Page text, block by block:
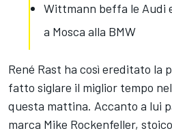
Wittmann beffa le Audi
a Mosca alla BMW
René Rast ha così ereditato la
fatto siglare il miglior tempo
questa mattina. Accanto a lui
marca Mike Rockenfeller,